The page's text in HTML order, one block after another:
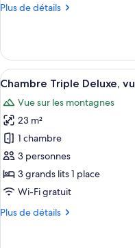
chambre :
vue
mer
(5
Guests)
Plus de détails
Plus
le
type
de
Chambre
Familiale,
vue
mer
(5
Guests)
Afficher
toutes
les
photos
pour
ce
type
de
chambre :
Chambre
9
Chambre Triple Deluxe,
Vue sur les montagnes
23 m²
1 chambre
3 personnes
3 grands lits 1 place
Wi-Fi gratuit
Plus de détails
Plus